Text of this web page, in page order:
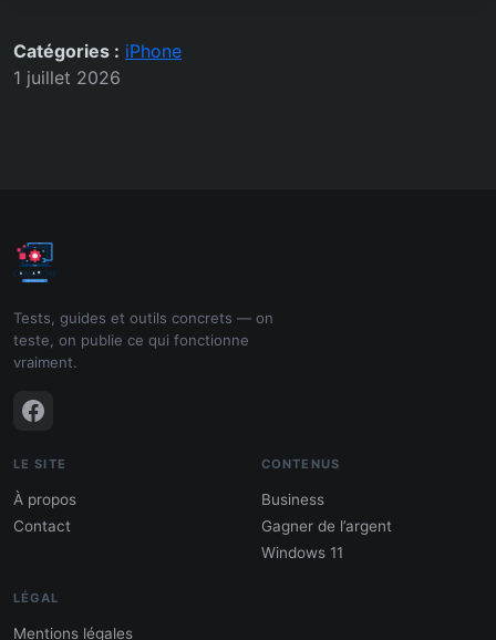
Catégories : iPhone
1 juillet 2026
Tests, guides et outils concrets — on
teste, on publie ce qui fonctionne
vraiment.
LE SITE
À propos
Contact
CONTENUS
Business
Gagner de l’argent
Windows 11
LÉGAL
Mentions légales